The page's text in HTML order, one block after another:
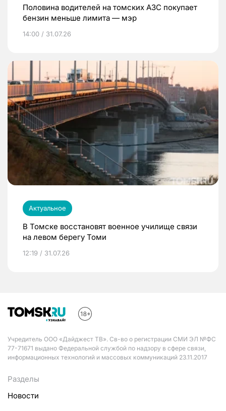
Половина водителей на томских АЗС покупает
бензин меньше лимита — мэр
14:00 / 31.07.26
Актуальное
В Томске восстановят военное училище связи
на левом берегу Томи
12:19 / 31.07.26
Учредитель ООО «Дайджест ТВ». Св-во о регистрации СМИ ЭЛ №ФС
77-71671 выдано Федеральной службой по надзору в сфере связи,
информационных технологий и массовых коммуникаций 23.11.2017
Разделы
Новости